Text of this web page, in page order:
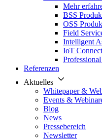
Mehr
BSS
OSS
Field
Intelligent
IoT Connect
Referenzen
Aktuelles
Whitepaper &
Events &
Blog
News
Pressebereich
Newsletter